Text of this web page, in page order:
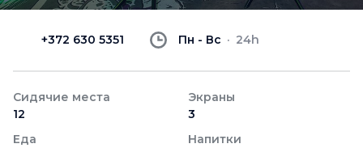
+372 630 5351 Пн - Вс 24h
Сидячие места
12
Экраны
3
Еда
Напитки